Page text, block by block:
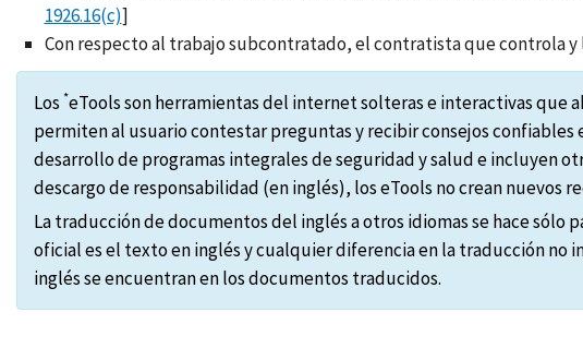
1926.16(c)]
Con respecto al trabajo subcontratado, el contratista que controla
Los *eTools son herramientas del internet solteras e interactivas que
permiten al usuario contestar preguntas y recibir consejos confiables
desarrollo de programas integrales de seguridad y salud e incluyen
descargo de responsabilidad (en inglés), los eTools no crean nuevos
La traducción de documentos del inglés a otros idiomas se hace
oficial es el texto en inglés y cualquier diferencia en la traducción no
inglés se encuentran en los documentos traducidos.